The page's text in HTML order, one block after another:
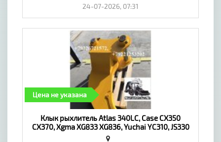
этой целью увеличиваем количество покупок
агрегатов из Европы.
24-07-2026, 07:31
Цена не указана
Клык рыхлитель Atlas 340LC, Case CX350
CX370, Xgma XG833 XG836, Yuchai YC310, JS330
JS385, Umg E330C - «Транспорт»